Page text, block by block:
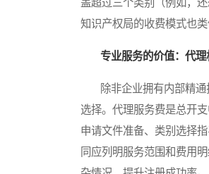
盖超过三个类别（例如，
知识产权局的收费模式也
专业服务的价值：代
除非企业拥有内部精通
选择。代理服务费是总开
申请文件准备、类别选择
同应列明服务范围和费用